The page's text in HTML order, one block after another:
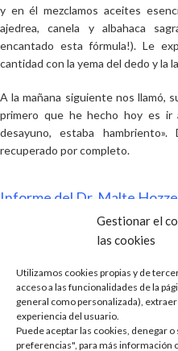
Gestionar el
las cookies
Utilizamos cookies propias y de
acceso a las funcionalidades de la
general como personalizada),
experiencia del usuario.
Puede aceptar las cookies, denegar
preferencias", para más información
y en él mezclamos aceites
ajedrea, canela y albahaca
encantado esta fórmula!). Le
cantidad con la yema del dedo y la
A la mañana siguiente nos llamó,
primero que he hecho hoy es ir
desayuno, estaba
recuperado por completo.
Informe del Dr. Malte
Carrier of light. Holistic
Aceites esencialesantimicrobianos